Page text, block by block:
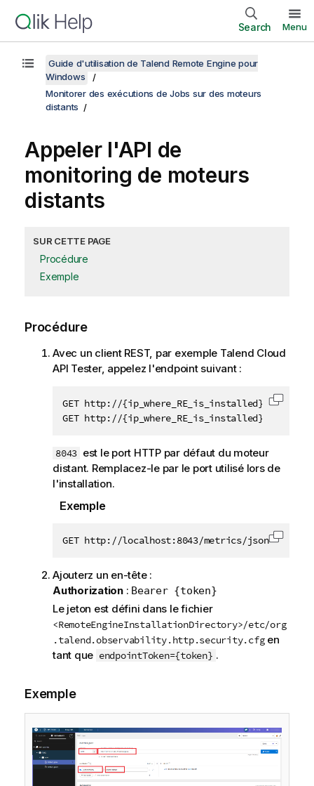
Search Menu
Guide d'utilisation de Talend Remote Engine pour
Windows
Monitorer des exécutions de Jobs sur des moteurs
distants
Appeler l'API de
monitoring de moteurs
distants
SUR CETTE PAGE
Procédure
Exemple
Procédure
Avec un client REST, par exemple Talend Cloud
API Tester, appelez l'endpoint suivant :
GET http://{ip_where_RE_is_installed}:8043/
GET http://{ip_where_RE_is_installed}:8043/
Copier
8043 est le port HTTP par défaut du moteur
distant. Remplacez-le par le port utilisé lors de
l'installation.
Exemple
GET http://localhost:8043/metrics/json Copier
Ajouterz un en-tête :
Authorization: Bearer {token}
Le jeton est défini dans le fichier
<RemoteEngineInstallationDirectory>/etc/org
.talend.observability.http.security.cfgen
tant que endpointToken={token} .
Exemple